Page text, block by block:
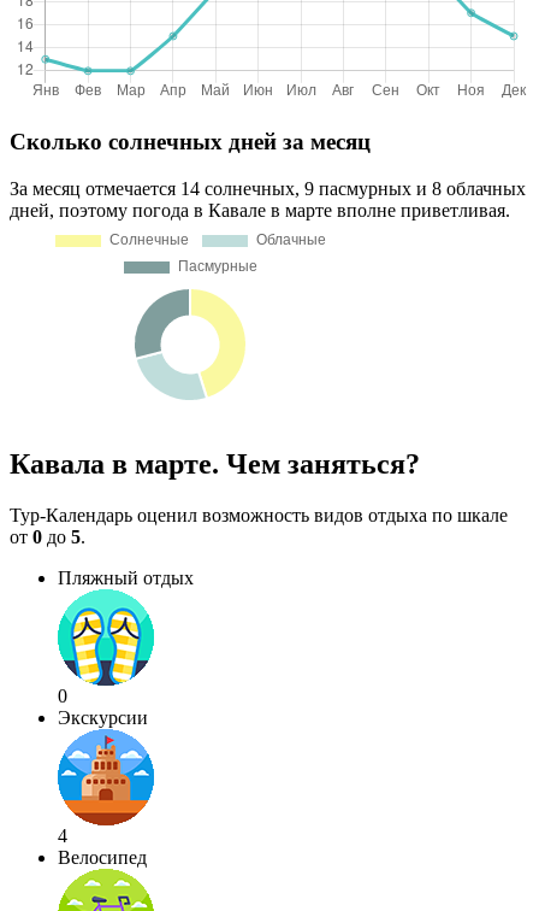
Сколько солнечных дней за месяц
За месяц отмечается 14 солнечных, 9 пасмурных и 8 облачных
дней, поэтому погода в Кавале в марте вполне приветливая.
Кавала в марте. Чем заняться?
Тур-Календарь оценил возможность видов отдыха по шкале
от 0 до 5.
Пляжный отдых
0
Экскурсии
4
Велосипед